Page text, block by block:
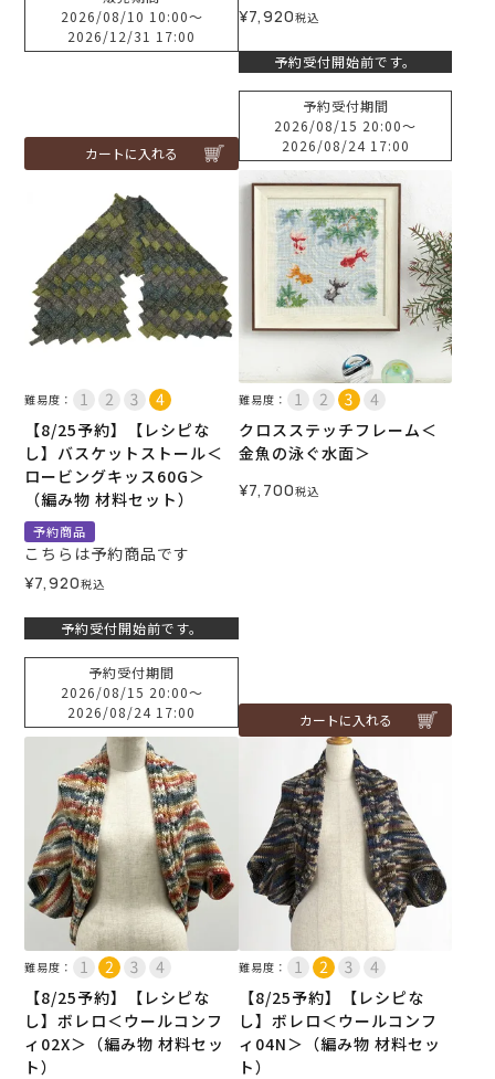
2026/08/10 10:00〜
2026/12/31 17:00
カートに入れる
¥7,920税込
予約受付開始前です。
予約受付期間
2026/08/15 20:00〜
2026/08/24 17:00
難易度：
【8/25予約】【レシピな
し】バスケットストール＜
ロービングキッス60G＞
（編み物 材料セット）
予約商品
こちらは予約商品です
¥7,920税込
予約受付開始前です。
予約受付期間
2026/08/15 20:00〜
2026/08/24 17:00
難易度：
クロスステッチフレーム＜
金魚の泳ぐ水面＞
¥7,700税込
カートに入れる
難易度：
【8/25予約】【レシピな
し】ボレロ＜ウールコンフ
ィ02X＞（編み物 材料セッ
ト）
難易度：
【8/25予約】【レシピな
し】ボレロ＜ウールコンフ
ィ04N＞（編み物 材料セッ
ト）